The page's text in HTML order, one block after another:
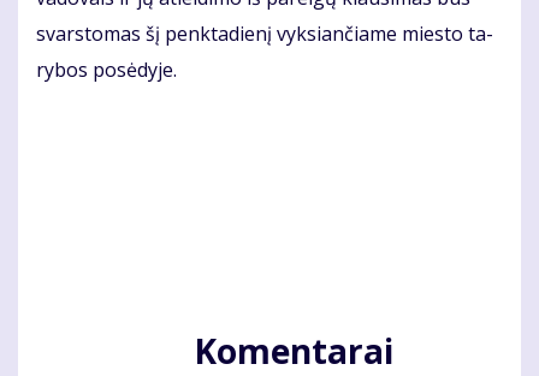
svars­to­mas šį penk­ta­die­nį vyk­sian­čia­me mies­to ta­
ry­bos po­sė­dy­je.
Komentarai